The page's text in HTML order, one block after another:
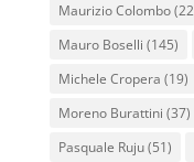
Maurizio Colombo
Mauro Boselli (145)
Michele Cropera (19)
Moreno Burattini (37)
Pasquale Ruju(51)